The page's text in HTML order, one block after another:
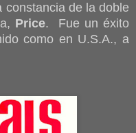
constancia de la doble
Price. Fue un éxito
como en U.S.A., a